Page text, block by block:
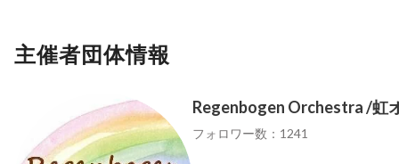
主催者団体情報
Regenbogen Orchestra /虹
フォロワー数：1241